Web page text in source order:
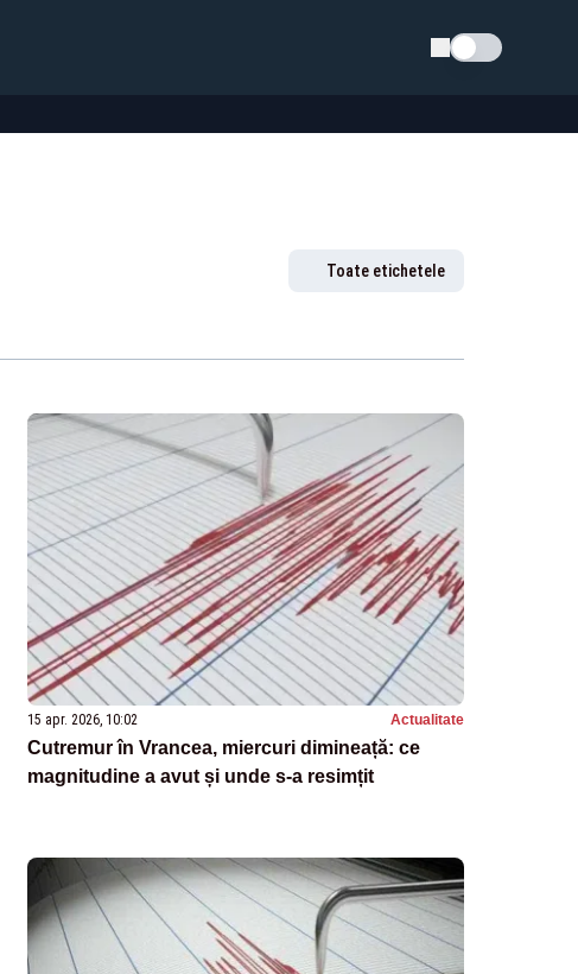
Schimba tema
Toate etichetele
15 apr. 2026, 10:02 Actualitate
Cutremur în Vrancea, miercuri dimineață: ce
magnitudine a avut și unde s-a resimțit